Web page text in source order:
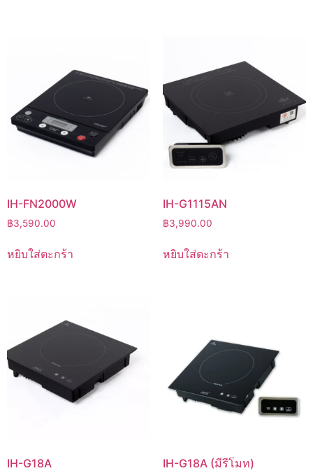
IH-FN2000W
฿3,590.00
หยิบใส่ตะกร้า
IH-G1115AN
฿3,990.00
หยิบใส่ตะกร้า
IH-G18A IH-G18A (มีรีโมท)